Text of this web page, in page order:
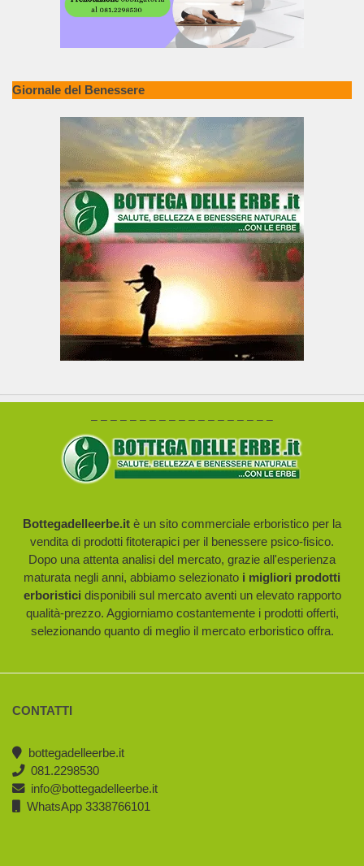
Giornale del Benessere
– – – – – – – – – – – – – – – – – – –
Bottegadelleerbe.it è un sito commerciale erboristico per la
vendita di prodotti fitoterapici per il benessere psico-fisico.
Dopo una attenta analisi del mercato, grazie all'esperienza
maturata negli anni, abbiamo selezionato i migliori prodotti
erboristici disponibili sul mercato aventi un elevato rapporto
qualità-prezzo. Aggiorniamo costantemente i prodotti offerti,
selezionando quanto di meglio il mercato erboristico offra.
CONTATTI
bottegadelleerbe.it
081.2298530
info@bottegadelleerbe.it
WhatsApp 3338766101